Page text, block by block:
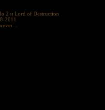
2 и Lord of Destruction
2011